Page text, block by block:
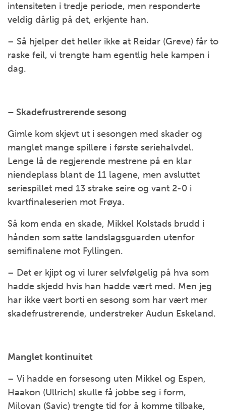
intensiteten i tredje periode, men responderte
veldig dårlig på det, erkjente han.
– Så hjelper det heller ikke at Reidar (Greve) får to
raske feil, vi trengte ham egentlig hele kampen i
dag.
– Skadefrustrerende sesong
Gimle kom skjevt ut i sesongen med skader og
manglet mange spillere i første seriehalvdel.
Lenge lå de regjerende mestrene på en klar
niendeplass blant de 11 lagene, men avsluttet
seriespillet med 13 strake seire og vant 2-0 i
kvartfinaleserien mot Frøya.
Så kom enda en skade, Mikkel Kolstads brudd i
hånden som satte landslagsguarden utenfor
semifinalene mot Fyllingen.
– Det er kjipt og vi lurer selvfølgelig på hva som
hadde skjedd hvis han hadde vært med. Men jeg
har ikke vært borti en sesong som har vært mer
skadefrustrerende, understreker Audun Eskeland.
Manglet kontinuitet
– Vi hadde en forsesong uten Mikkel og Espen,
Haakon (Ullrich) skulle få jobbe seg i form,
Milovan (Savic) trengte tid for å komme tilbake,